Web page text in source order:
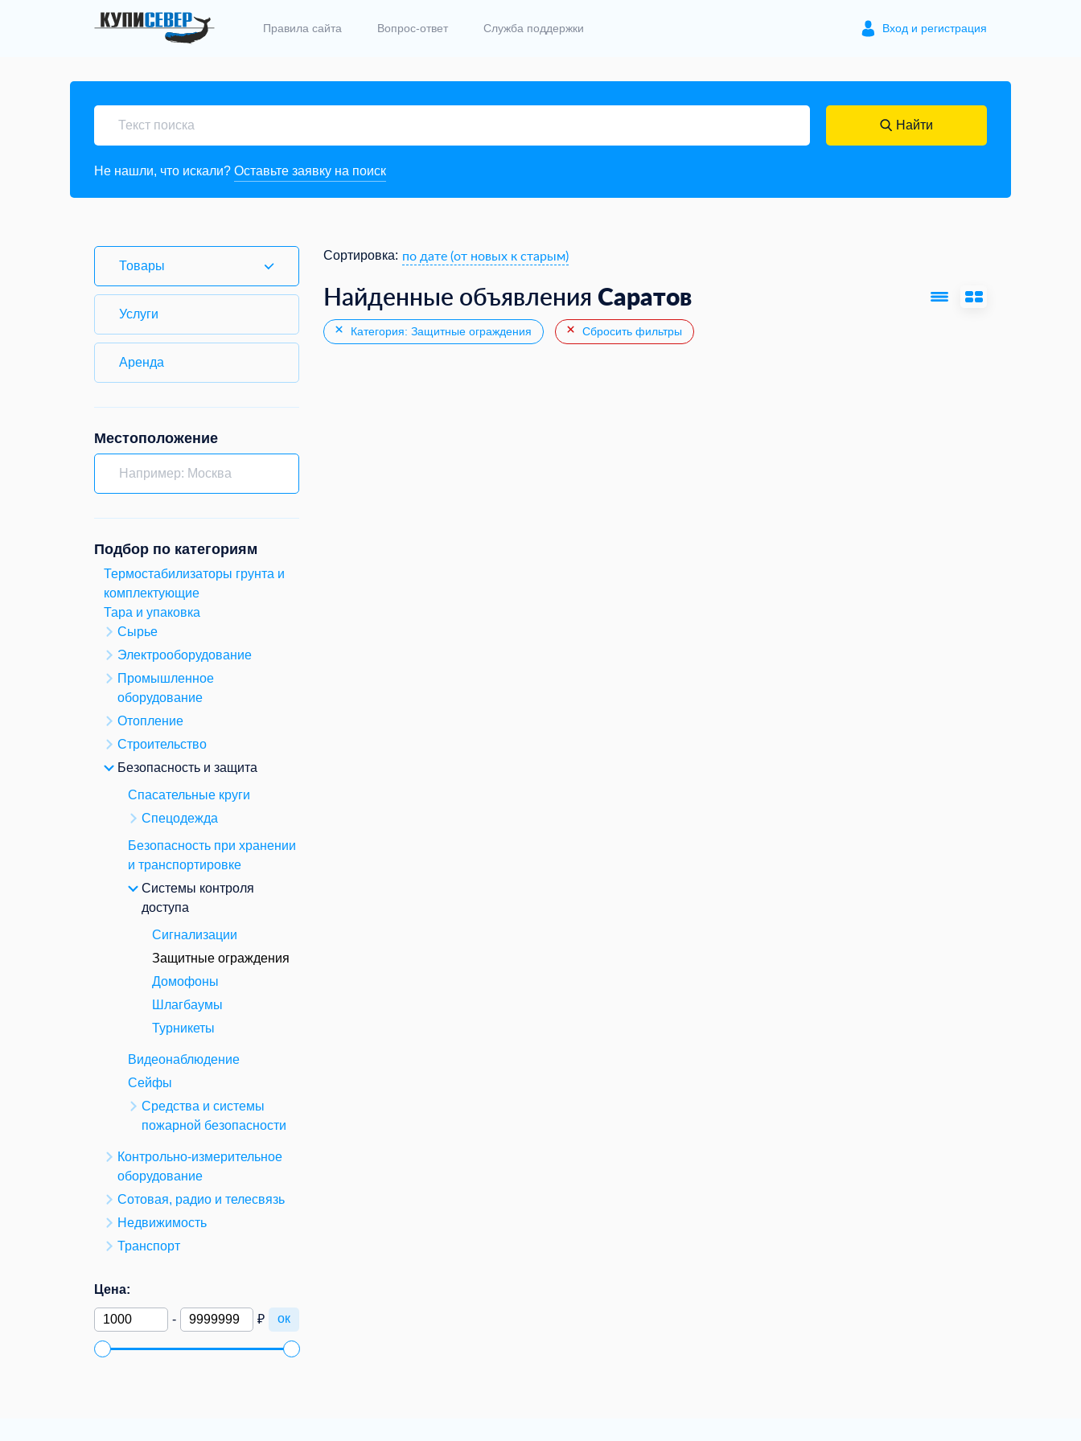
Правила сайта Вопрос-ответ Служба поддержки Вход и регистрация
Найти
Не нашли, что искали? Оставьте заявку на поиск
Товары
Услуги
Аренда
Местоположение
Подбор по категориям
Термостабилизаторы грунта и
комплектующие
Тара и упаковка
Сырье
Электрооборудование
Промышленное
оборудование
Отопление
Строительство
Безопасность и защита
Спасательные круги
Спецодежда
Безопасность при хранении
и транспортировке
Системы контроля
доступа
Сигнализации
Защитные ограждения
Домофоны
Шлагбаумы
Турникеты
Видеонаблюдение
Сейфы
Средства и системы
пожарной безопасности
Контрольно-измерительное
оборудование
Сотовая, радио и телесвязь
Недвижимость
Транспорт
Цена:
- ₽ ок
Сортировка: по дате (от новых к старым)
Найденные объявления Саратов
Категория: Защитные ограждения Сбросить фильтры